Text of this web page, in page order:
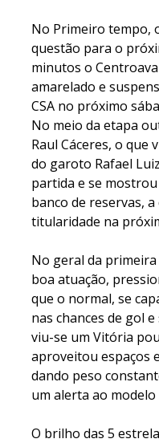
No Primeiro tempo,
questão para o
minutos o
amarelado e
CSA no próximo
No meio da etapa
Raul Cáceres, o
do garoto Rafael
partida e se
banco de reservas,
titularidade na
No geral da
boa atuação,
que o normal, se
nas chances de gol
viu-se um Vitória
aproveitou espaços
dando peso
um alerta ao modelo
O brilho das 5